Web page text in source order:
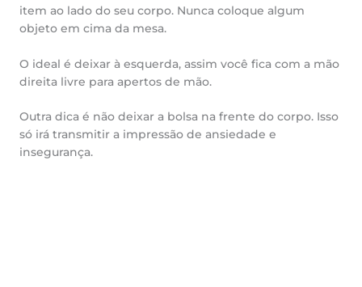
item ao lado do seu corpo. Nunca coloque algum
objeto em cima da mesa.
O ideal é deixar à esquerda, assim você fica com a mão
direita livre para apertos de mão.
Outra dica é não deixar a bolsa na frente do corpo. Isso
só irá transmitir a impressão de ansiedade e
insegurança.